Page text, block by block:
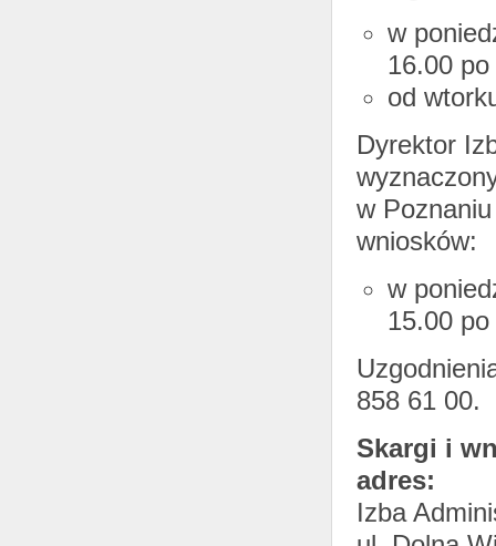
w
16.00
od
Dyrektor
w
wniosków:
w
15.00
858 61 00.
Skargi i
adres:
Izba